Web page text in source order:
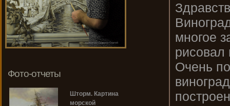
многое
рисовал
Очень
Фото-отчеты
Шторм. Картина
морской